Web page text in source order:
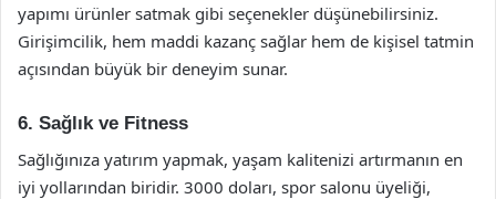
yapımı ürünler satmak gibi seçenekler düşünebilirsiniz.
Girişimcilik, hem maddi kazanç sağlar hem de kişisel tatmin
açısından büyük bir deneyim sunar.
6. Sağlık ve Fitness
Sağlığınıza yatırım yapmak, yaşam kalitenizi artırmanın en
iyi yollarından biridir. 3000 doları, spor salonu üyeliği,